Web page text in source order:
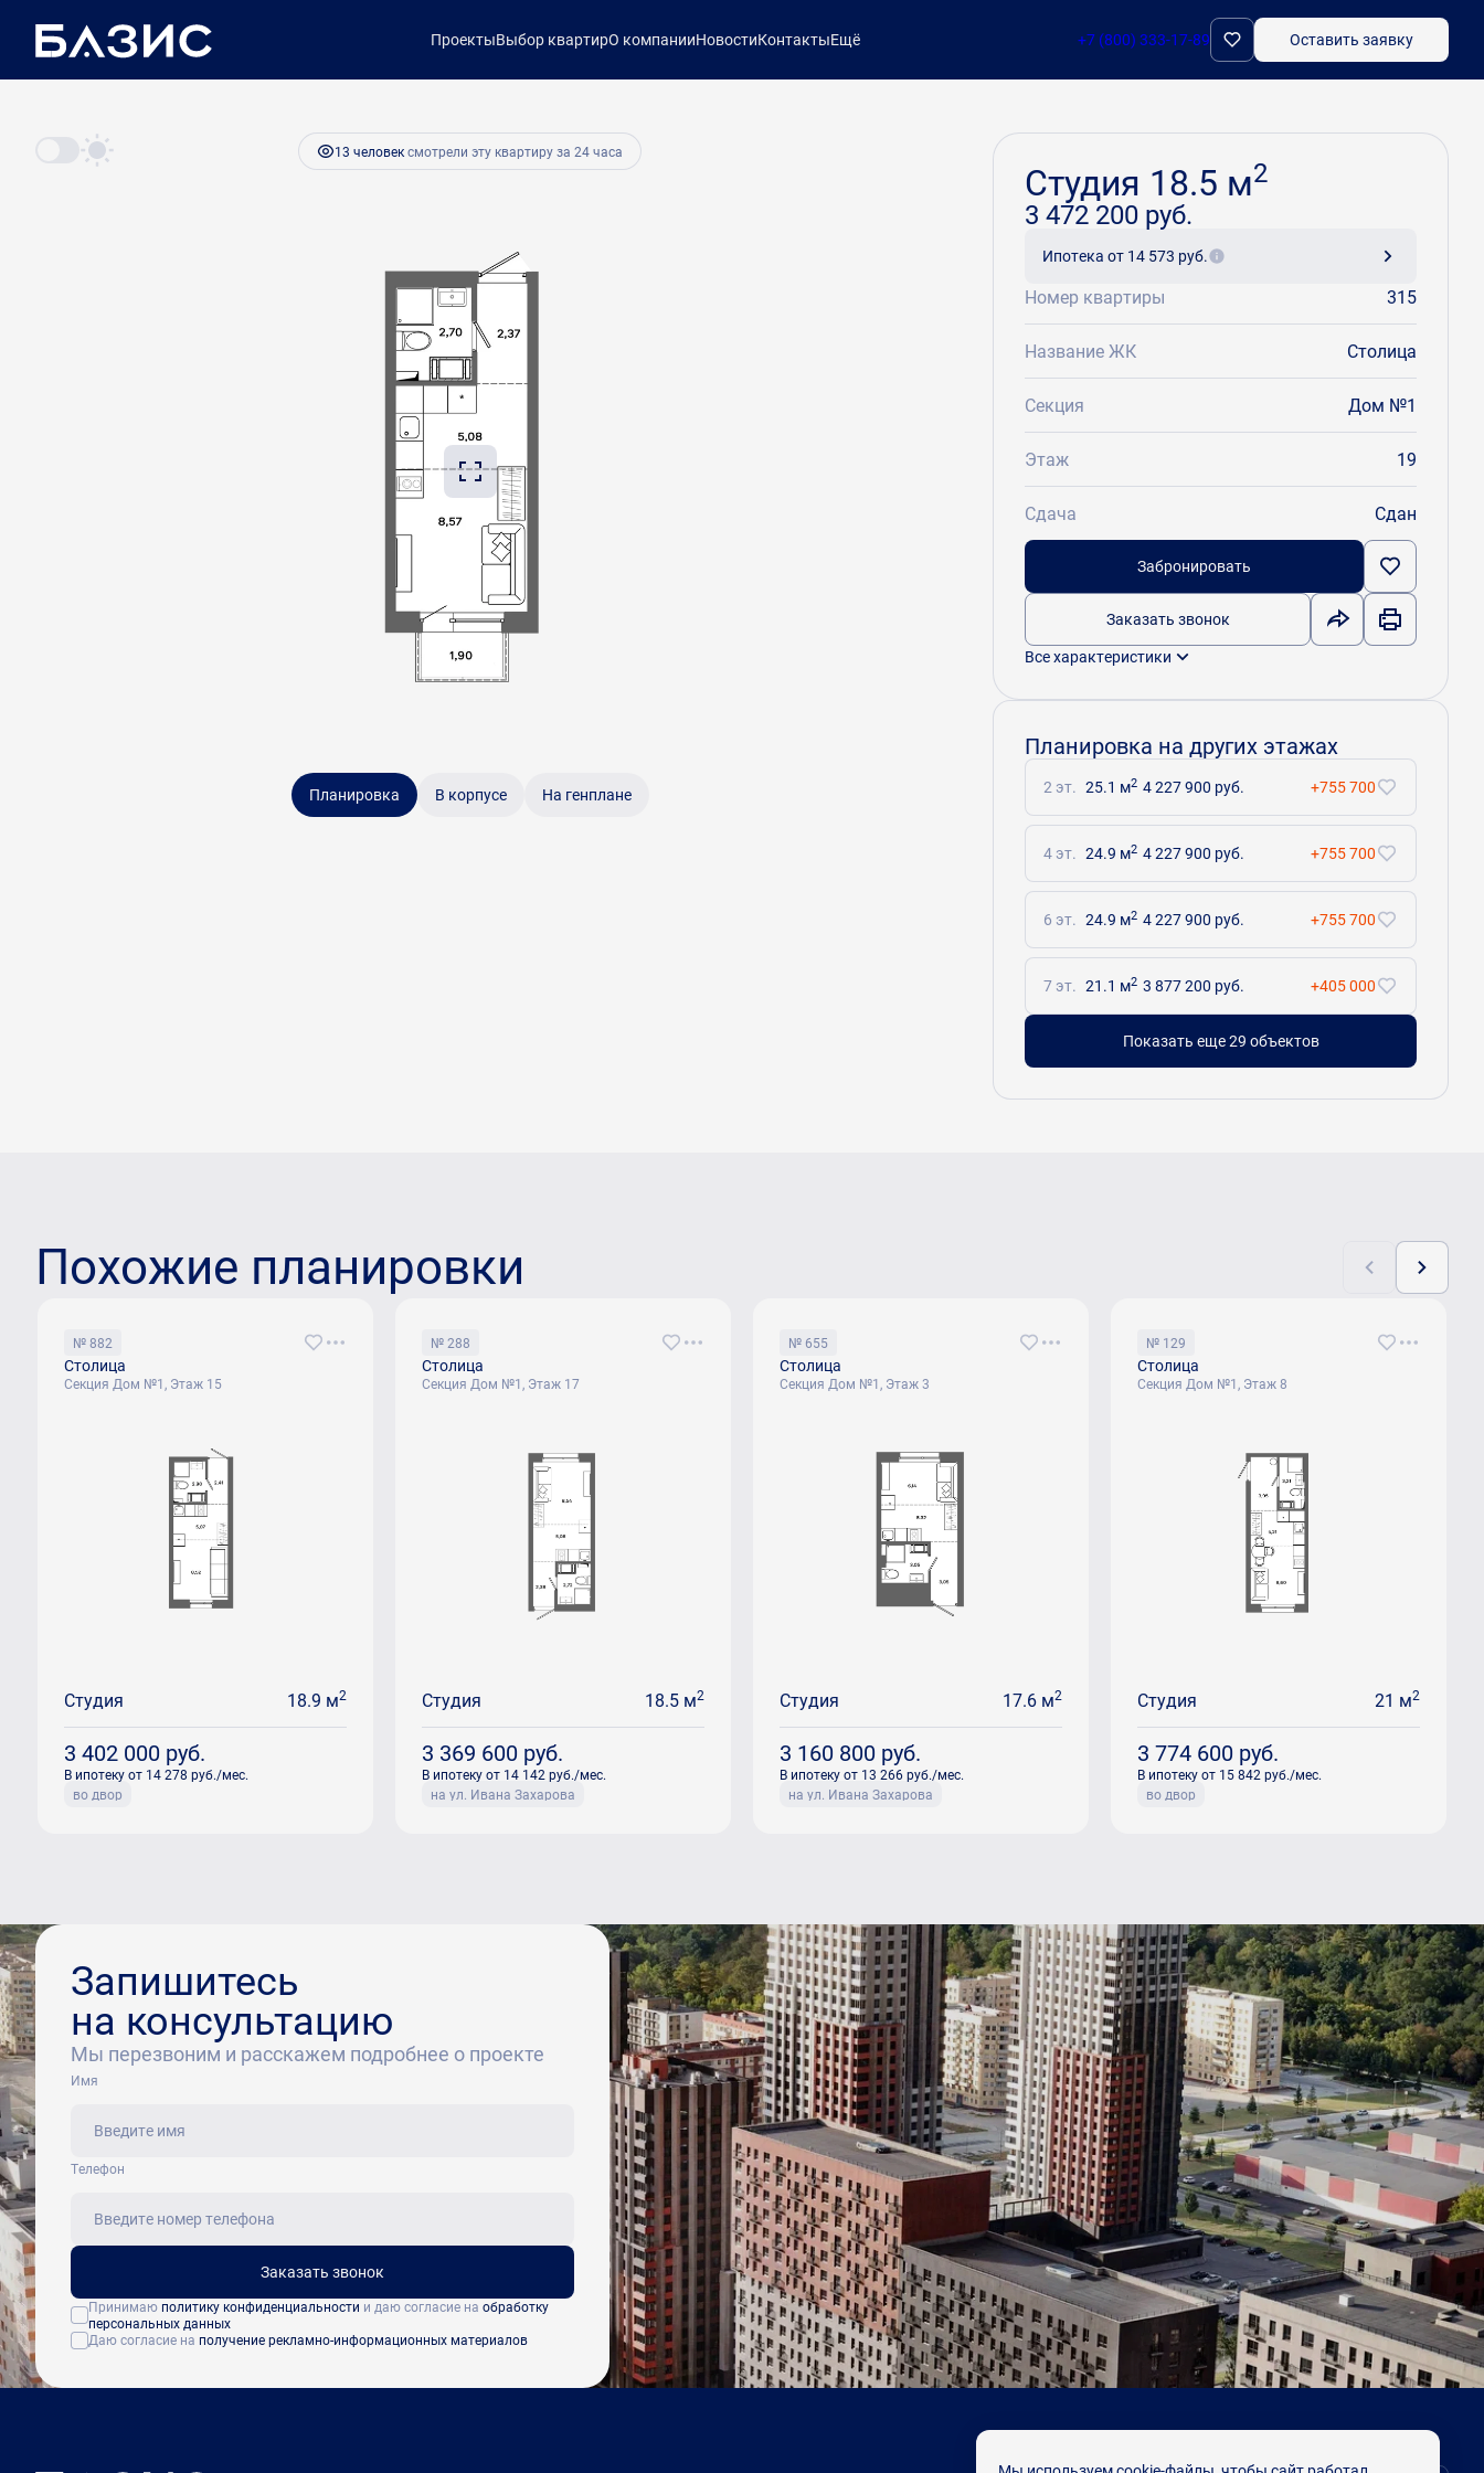
ПроектыВыбор квартирО компанииНовостиКонтактыЕщё +7 (800) 333-17-89 Оставить заявку
Студия18.5 м 2 3 472 200 руб. от 14 573 руб. Забронировать
13 человексмотрели эту квартиру за 24 часа
Планировка В корпусе На генплане
Студия 18.5 м2
3 472 200 руб.
Ипотека от 14 573 руб.
Номер квартиры 315
Название ЖК Столица
Секция Дом №1
Этаж 19
Сдача Сдан
Забронировать
Заказать звонок
Все характеристики
Планировка на других этажах
2 эт. 25.1 м2 4 227 900 руб. +755 700
4 эт. 24.9 м2 4 227 900 руб. +755 700
6 эт. 24.9 м2 4 227 900 руб. +755 700
7 эт. 21.1 м2 3 877 200 руб. +405 000
Показать еще 29 объектов
Похожие планировки
№ 882
Столица
Секция Дом №1, Этаж 15
Студия 18.9 м2
3 402 000 руб.
В ипотеку от 14 278 руб./мес.
во двор
№ 288
Столица
Секция Дом №1, Этаж 17
Студия 18.5 м2
3 369 600 руб.
В ипотеку от 14 142 руб./мес.
на ул. Ивана Захарова
№ 655
Столица
Секция Дом №1, Этаж 3
Студия 17.6 м2
3 160 800 руб.
В ипотеку от 13 266 руб./мес.
на ул. Ивана Захарова
№ 129
Столица
Секция Дом №1, Этаж 8
Студия 21 м2
3 774 600 руб.
В ипотеку от 15 842 руб./мес.
во двор
Запишитесь
на консультацию
Мы перезвоним и расскажем подробнее о проекте
Имя
Tелефон
Заказать звонок
Принимаю политику конфиденциальности и даю согласие на обработку
персональных данных
Даю согласие на получение рекламно-информационных материалов